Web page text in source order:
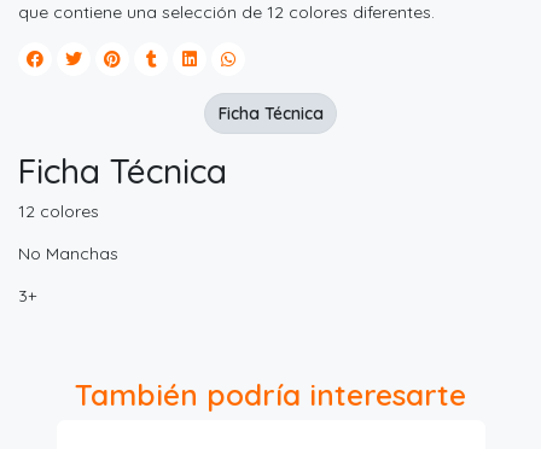
que contiene una selección de 12 colores diferentes.
Ficha Técnica
12 colores
No Manchas
3+
Ficha Técnica
También podría interesarte